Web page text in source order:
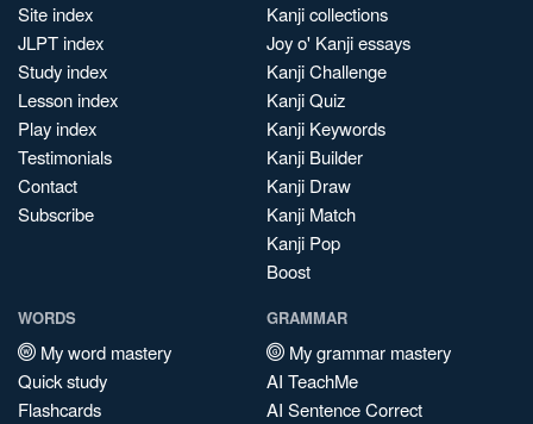
Site index
JLPT index
Study index
Lesson index
Play index
Testimonials
Contact
Subscribe
Kanji collections
Joy o' Kanji essays
Kanji Challenge
Kanji Quiz
Kanji Keywords
Kanji Builder
Kanji Draw
Kanji Match
Kanji Pop
Boost
WORDS
My word mastery
Quick study
Flashcards
GRAMMAR
My grammar mastery
AI TeachMe
AI Sentence Correct